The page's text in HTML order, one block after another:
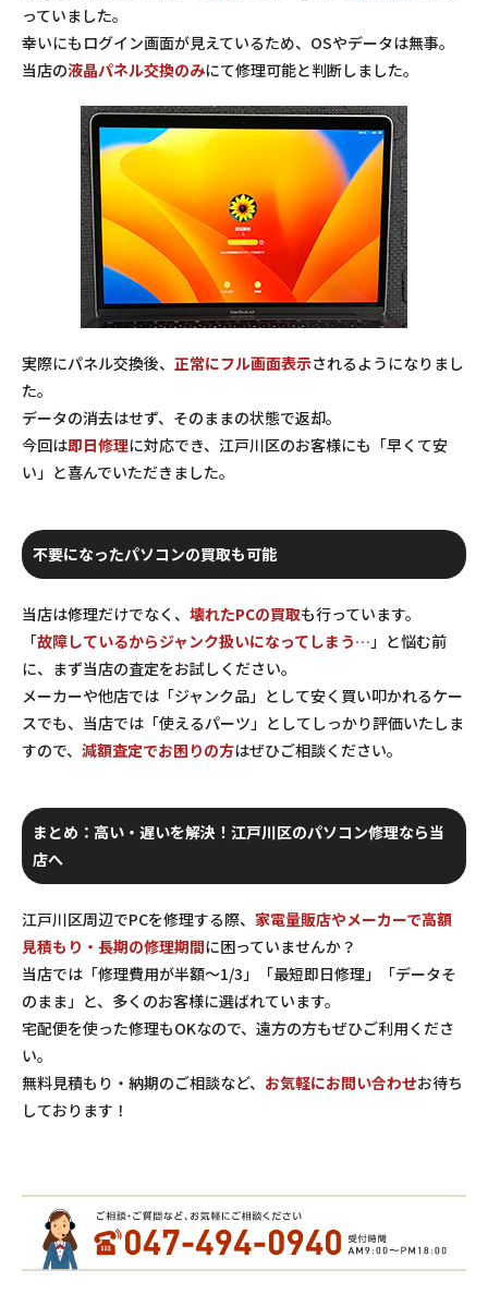
っていました。
幸いにもログイン画面が見えているため、OSやデータは無事。
当店の液晶パネル交換のみにて修理可能と判断しました。
実際にパネル交換後、 正常にフル画面表示されるようになりまし
た。
データの消去はせず、そのままの状態で返却。
今回は即日修理に対応でき、江戸川区のお客様にも「早くて安
い」と喜んでいただきました。
不要になったパソコンの買取も可能
当店は修理だけでなく、 壊れたPCの買取も行っています。
「故障しているからジャンク扱いになってしまう… 」と悩む前
に、まず当店の査定をお試しください。
メーカーや他店では「ジャンク品」として安く買い叩かれるケー
スでも、当店では「使えるパーツ」としてしっかり評価いたしま
すので、 減額査定でお困りの方はぜひご相談ください。
まとめ：高い・遅いを解決！江戸川区のパソコン修理なら当
店へ
江戸川区周辺でPCを修理する際、 家電量販店やメーカーで高額
見積もり・長期の修理期間に困っていませんか？
当店では 「修理費用が半額～1/3」「最短即日修理」「データそ
のまま」 と、多くのお客様に選ばれています。
宅配便を使った修理もOKなので、遠方の方もぜひご利用くださ
い。
無料見積もり・納期のご相談など、 お気軽にお問い合わせお待ち
しております！